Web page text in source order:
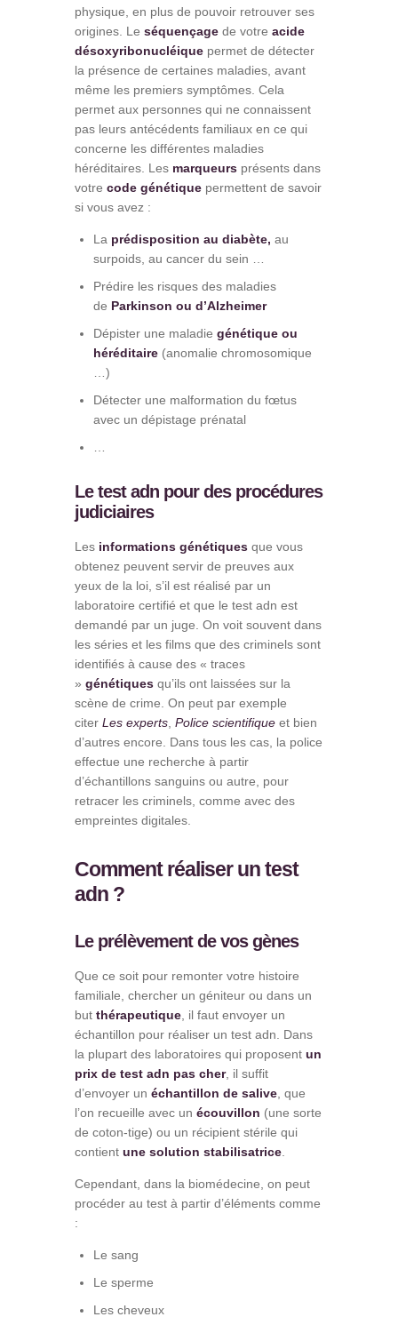
physique, en plus de pouvoir retrouver ses
origines. Le séquençage de votre acide
désoxyribonucléique permet de détecter
la présence de certaines maladies, avant
même les premiers symptômes. Cela
permet aux personnes qui ne connaissent
pas leurs antécédents familiaux en ce qui
concerne les différentes maladies
héréditaires. Les marqueurs présents dans
votre code génétique permettent de savoir
si vous avez :
La prédisposition au diabète, au
surpoids, au cancer du sein …
Prédire les risques des maladies
de Parkinson ou d’Alzheimer
Dépister une maladie génétique ou
héréditaire (anomalie chromosomique
…)
Détecter une malformation du fœtus
avec un dépistage prénatal
…
Le test adn pour des procédures
judiciaires
Les informations génétiques que vous
obtenez peuvent servir de preuves aux
yeux de la loi, s’il est réalisé par un
laboratoire certifié et que le test adn est
demandé par un juge. On voit souvent dans
les séries et les films que des criminels sont
identifiés à cause des « traces
» génétiques qu’ils ont laissées sur la
scène de crime. On peut par exemple
citer Les experts, Police scientifique et bien
d’autres encore. Dans tous les cas, la police
effectue une recherche à partir
d’échantillons sanguins ou autre, pour
retracer les criminels, comme avec des
empreintes digitales.
Comment réaliser un test
adn ?
Le prélèvement de vos gènes
Que ce soit pour remonter votre histoire
familiale, chercher un géniteur ou dans un
but thérapeutique, il faut envoyer un
échantillon pour réaliser un test adn. Dans
la plupart des laboratoires qui proposent un
prix de test adn pas cher, il suffit
d’envoyer un échantillon de salive, que
l’on recueille avec un écouvillon (une sorte
de coton-tige) ou un récipient stérile qui
contient une solution stabilisatrice.
Cependant, dans la biomédecine, on peut
procéder au test à partir d’éléments comme
:
Le sang
Le sperme
Les cheveux